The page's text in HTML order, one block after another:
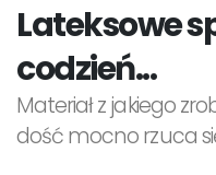
Lateksowe
codzień...
Materiał z jakiego
dość mocno rzuca